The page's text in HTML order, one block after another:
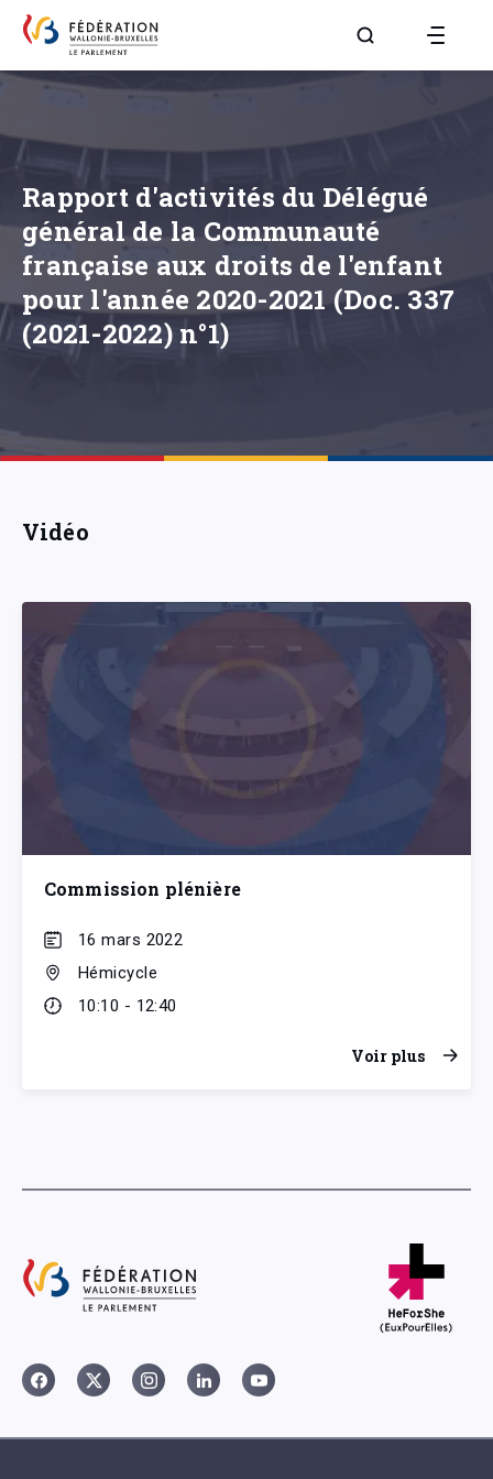
Aller à la page
Rapport d'activités du Délégué
général de la Communauté
française aux droits de l'enfant
pour l'année 2020-2021 (Doc. 337
(2021-2022) n°1)
Vidéo
Commission plénière
16 mars 2022
Hémicycle
10:10 - 12:40
Voir plus